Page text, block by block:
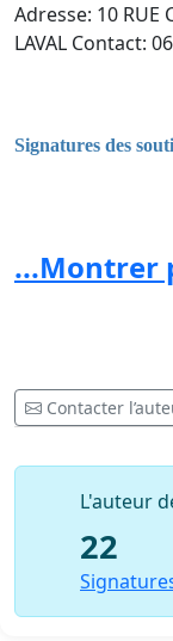
Adresse: 10 RUE
LAVAL Contact:
Signatures des
(obligatoire
...Montrer
Contacter
L'auteur
22